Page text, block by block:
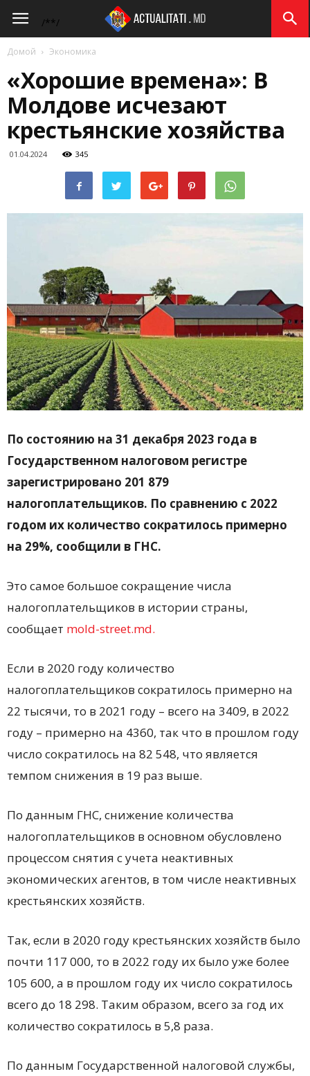
/**/
Actualitati.md
Домой Экономика
«Хорошие времена»: В
Молдове исчезают
крестьянские хозяйства
01.04.2024 345
По состоянию на 31 декабря 2023 года в
Государственном налоговом регистре
зарегистрировано 201 879
налогоплательщиков. По сравнению с 2022
годом их количество сократилось примерно
на 29%, сообщили в ГНС.
Это самое большое сокращение числа
налогоплательщиков в истории страны,
сообщает mold-street.md.
Если в 2020 году количество
налогоплательщиков сократилось примерно на
22 тысячи, то в 2021 году – всего на 3409, в 2022
году – примерно на 4360, так что в прошлом году
число сократилось на 82 548, что является
темпом снижения в 19 раз выше.
По данным ГНС, снижение количества
налогоплательщиков в основном обусловлено
процессом снятия с учета неактивных
экономических агентов, в том числе неактивных
крестьянских хозяйств.
Так, если в 2020 году крестьянских хозяйств было
почти 117 000, то в 2022 году их было уже более
105 600, а в прошлом году их число сократилось
всего до 18 298. Таким образом, всего за год их
количество сократилось в 5,8 раза.
По данным Государственной налоговой службы,